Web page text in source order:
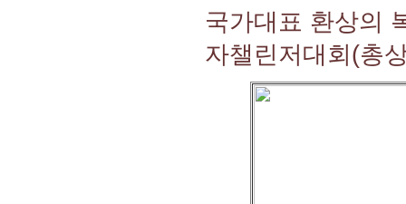
국가대표 환상의
자챌린저대회(총